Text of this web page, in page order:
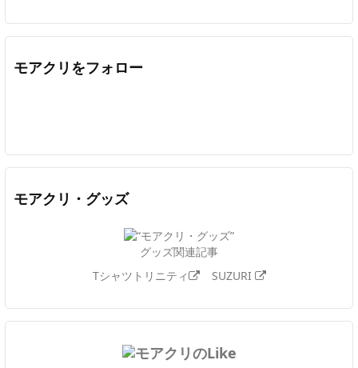
モアクリをフォロー
モアクリ・グッズ
グッズ関連記事
Tシャツトリニティ
SUZURI